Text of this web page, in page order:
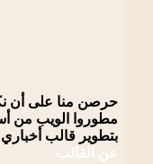
حرصن منا على أن
مطوروا الويب من
بتطوير قالب
عن القالب